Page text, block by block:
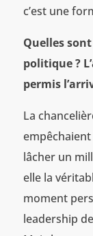
c’est une
Quelles
politique ?
permis
La
lâcher un
elle la
moment
leadership